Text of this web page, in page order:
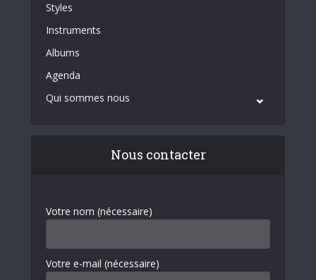
Styles
Instruments
Albums
Agenda
Qui sommes nous
Nous contacter
Votre nom (nécessaire)
Votre e-mail (nécessaire)